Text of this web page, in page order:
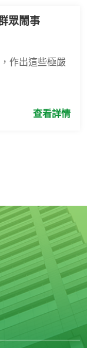
眾鬧事
作出這些極嚴
查看詳情